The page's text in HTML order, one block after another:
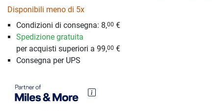
Disponibili meno di 5x
Condizioni di consegna: 8,00 €
Spedizione gratuita
per acquisti superiori a 99,00 €
Consegna per UPS